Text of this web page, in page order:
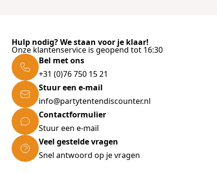
Hulp nodig? We staan voor je klaar!
Onze klantenservice is geopend tot 16:30
Bel met ons
+31 (0)76 750 15 21
Stuur een e-mail
info@partytentendiscounter.nl
Contactformulier
Stuur een e-mail
Veel gestelde vragen
Snel antwoord op je vragen